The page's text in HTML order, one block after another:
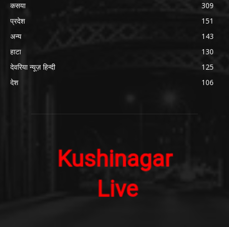
कसया
309
प्रदेश
151
अन्य
143
हाटा
130
देवरिया न्यूज़ हिन्दी
125
देश
106